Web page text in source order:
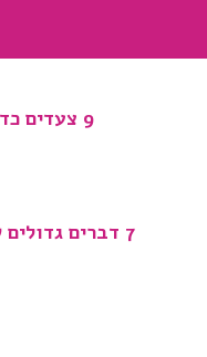
9 צעדים כדי להתחיל עסק עצמאי
7 דברים